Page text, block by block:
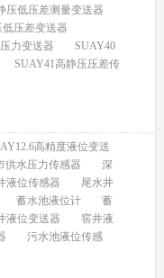
压低压差测量变送器
压差变送器
力变送器
SUAY40
SUAY41高静压压差传
高精度液位变送
供水压力传感器
深
液位传感器
尾水井
蓄水池液位计
蓄
液位变送器
窖井液
污水池液位传感